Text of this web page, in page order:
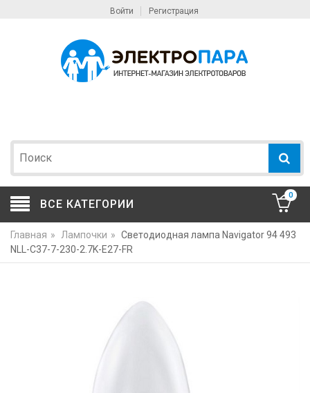
Войти Регистрация
ВСЕ КАТЕГОРИИ
0
Главная » Лампочки » Светодиодная лампа Navigator 94 493
NLL-C37-7-230-2.7K-E27-FR